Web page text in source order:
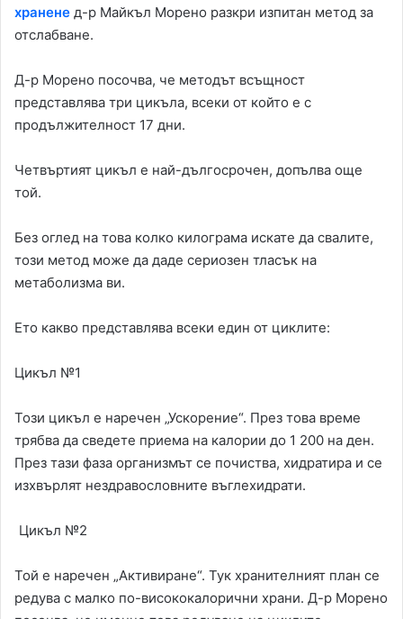
хранене д-р Майкъл Морено разкри изпитан метод за
отслабване.
Д-р Морено посочва, че методът всъщност
представлява три цикъла, всеки от който е с
продължителност 17 дни.
Четвъртият цикъл е най-дългосрочен, допълва още
той.
Без оглед на това колко килограма искате да свалите,
този метод може да даде сериозен тласък на
метаболизма ви.
Ето какво представлява всеки един от циклите:
Цикъл №1
Този цикъл е наречен „Ускорение“. През това време
трябва да сведете приема на калории до 1 200 на ден.
През тази фаза организмът се почиства, хидратира и се
изхвърлят нездравословните въглехидрати.
Цикъл №2
Той е наречен „Активиране“. Тук хранителният план се
редува с малко по-висококалорични храни. Д-р Морено